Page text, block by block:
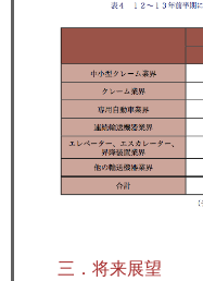
三．将来展望